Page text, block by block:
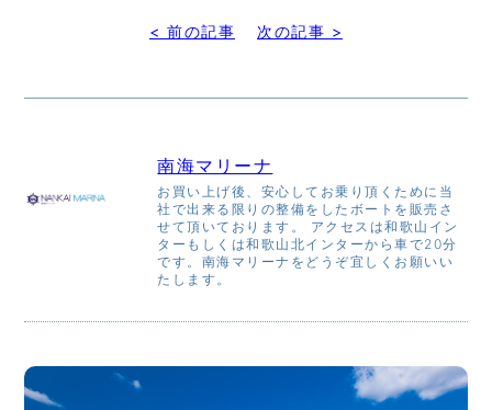
< 前の記事 次の記事 >
南海マリーナ
お買い上げ後、安心してお乗り頂くために当
社で出来る限りの整備をしたボートを販売さ
せて頂いております。 アクセスは和歌山イン
ターもしくは和歌山北インターから車で20分
です。南海マリーナをどうぞ宜しくお願いい
たします。